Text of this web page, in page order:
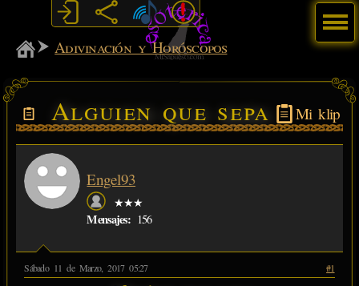
MiSabueso
Adivinación y Horóscopos
Mi klip
Alguien que sepa
Engel93
★★★
Mensajes: 156
Sábado 11 de Marzo, 2017 05:27 #1
Menú